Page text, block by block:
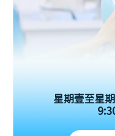
星期壹至星